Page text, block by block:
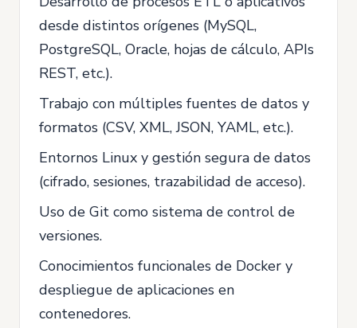
desde distintos orígenes (MySQL,
PostgreSQL, Oracle, hojas de cálculo, APIs
REST, etc.).
Trabajo con múltiples fuentes de datos y
formatos (CSV, XML, JSON, YAML, etc.).
Entornos Linux y gestión segura de datos
(cifrado, sesiones, trazabilidad de acceso).
Uso de Git como sistema de control de
versiones.
Conocimientos funcionales de Docker y
despliegue de aplicaciones en
contenedores.